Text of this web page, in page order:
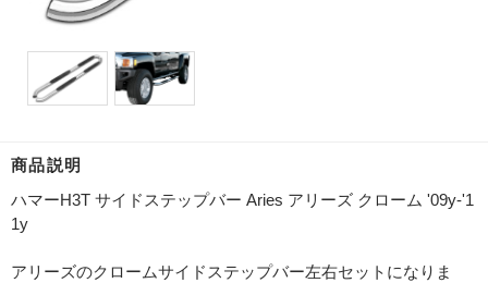
商品説明
ハマーH3T サイドステップバー Aries アリーズ クローム '09y-'1
1y
アリーズのクロームサイドステップバー左右セットになりま